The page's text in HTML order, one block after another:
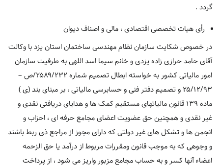
گردد .
رأی هیات تخصصی اقتصادی ، مالی و اصناف دیوان
در خصوص شکایت سازمان نظام مهندسی ساختمان استان یزد با وکالت
آقای حامد حرازی زاده یزدی و خانم سیما اسد اللهی به طرفیت سازمان
امور مالیاتی کشور به خواسته ابطال تصمیم شماره ۲۵۸۹/۲۳۲/ص –
۲۵/۱۲/۹۳ و تصمیم دفتر فنی و حسابرسی مالیاتی ، بر مبنای بند (ی )
ماده ۱۳۹ قانون مالیاتهای مستقیم کمک ها و هدایای دریافتی نقدی و
غیر نقدی و همچنین حق عضویت اعضای مجامع حرفه ای ، احزاب و
انجمن ها و تشکل های غیر دولتی که دارای مجوز از مراجع ذی ربط باشند
و وجوهی که به موجب قانون ومقررات مربوط از درآمد یا حق الزحمه
اعضاء آنها کسر و به حساب مجامع مزبور واریز می شود ، از پرداخت